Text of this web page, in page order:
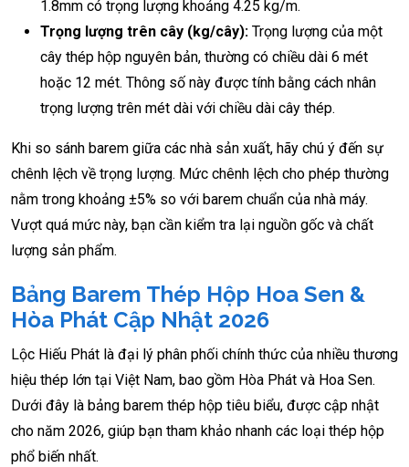
1.8mm có trọng lượng khoảng 4.25 kg/m.
Trọng lượng trên cây (kg/cây): Trọng lượng của một
cây thép hộp nguyên bản, thường có chiều dài 6 mét
hoặc 12 mét. Thông số này được tính bằng cách nhân
trọng lượng trên mét dài với chiều dài cây thép.
Khi so sánh barem giữa các nhà sản xuất, hãy chú ý đến sự
chênh lệch về trọng lượng. Mức chênh lệch cho phép thường
nằm trong khoảng ±5% so với barem chuẩn của nhà máy.
Vượt quá mức này, bạn cần kiểm tra lại nguồn gốc và chất
lượng sản phẩm.
Bảng Barem Thép Hộp Hoa Sen &
Hòa Phát Cập Nhật 2026
Lộc Hiếu Phát là đại lý phân phối chính thức của nhiều thương
hiệu thép lớn tại Việt Nam, bao gồm Hòa Phát và Hoa Sen.
Dưới đây là bảng barem thép hộp tiêu biểu, được cập nhật
cho năm 2026, giúp bạn tham khảo nhanh các loại thép hộp
phổ biến nhất.